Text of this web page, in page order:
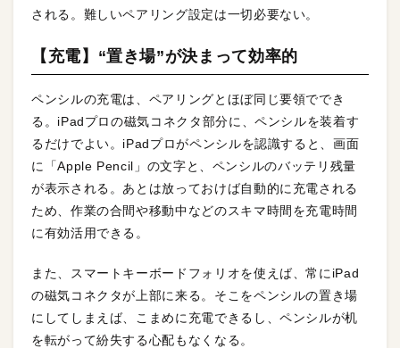
される。難しいペアリング設定は一切必要ない。
【充電】“置き場”が決まって効率的
ペンシルの充電は、ペアリングとほぼ同じ要領ででき
る。iPadプロの磁気コネクタ部分に、ペンシルを装着す
るだけでよい。iPadプロがペンシルを認識すると、画面
に「Apple Pencil」の文字と、ペンシルのバッテリ残量
が表示される。あとは放っておけば自動的に充電される
ため、作業の合間や移動中などのスキマ時間を充電時間
に有効活用できる。
また、スマートキーボードフォリオを使えば、常にiPad
の磁気コネクタが上部に来る。そこをペンシルの置き場
にしてしまえば、こまめに充電できるし、ペンシルが机
を転がって紛失する心配もなくなる。